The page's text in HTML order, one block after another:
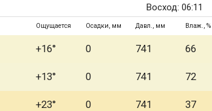
Восход: 06:11
Ощущается Осадки, мм Давл., мм Влаж., %
+16° 0 741 66
+13° 0 741 72
+23° 0 741 37